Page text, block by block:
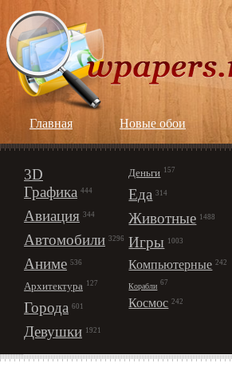
Главная Новые обои
3D
Графика 444
Авиация 344
Автомобили 3296
Аниме 536
Архитектура 127
Города 601
Девушки 1921
Деньги 157
Еда 314
Животные 1488
Игры 1003
Компьютерные 242
Корабли 67
Космос 242